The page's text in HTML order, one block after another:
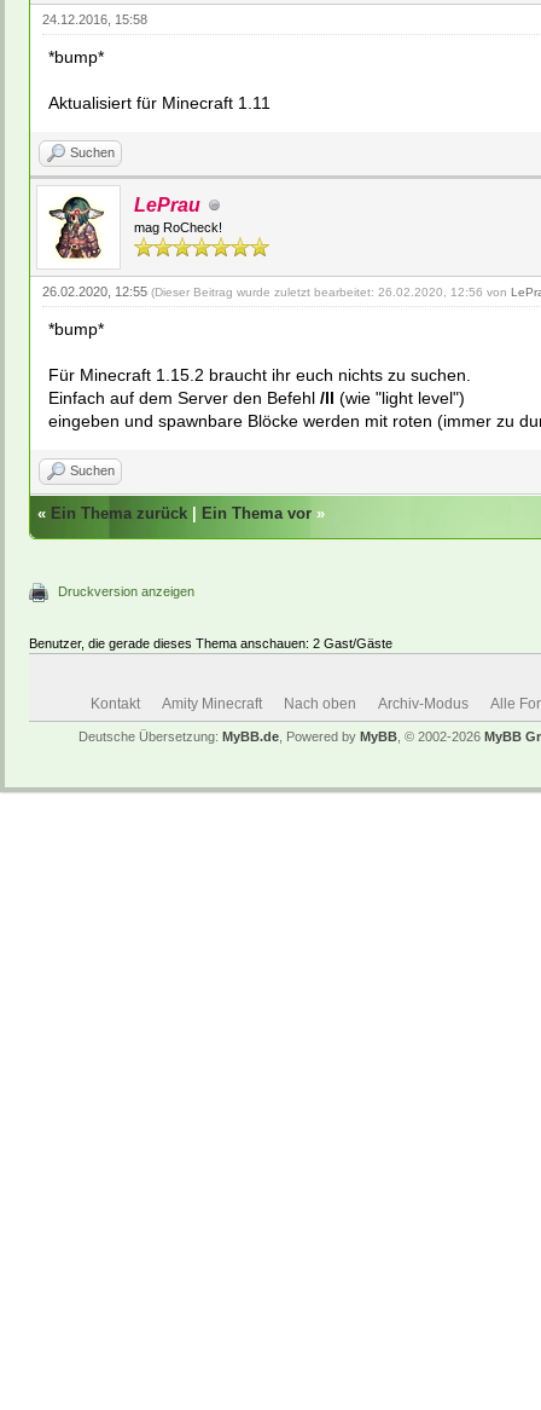
24.12.2016, 15:58
*bump*
Aktualisiert für Minecraft 1.11
Suchen
LePrau
mag RoCheck!
26.02.2020, 12:55 (Dieser Beitrag wurde zuletzt bearbeitet: 26.02.2020, 12:56 von
*bump*
Für Minecraft 1.15.2 braucht ihr euch nichts zu suchen.
Einfach auf dem Server den Befehl /ll (wie "light level")
eingeben und spawnbare Blöcke werden mit roten (immer zu
Suchen
« Ein Thema zurück Ein Thema vor »
Druckversion anzeigen
Benutzer, die gerade dieses Thema anschauen: 2 Gast/Gäste
Kontakt Amity Minecraft Nach oben Archiv-Modus Alle
Deutsche Übersetzung: MyBB.de , Powered by MyBB , © 2002-2026 MyBB